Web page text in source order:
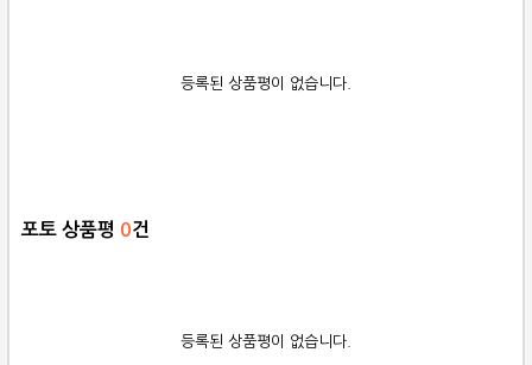
등록된 상품평이 없습니다.
포토 상품평 0건
등록된 상품평이 없습니다.